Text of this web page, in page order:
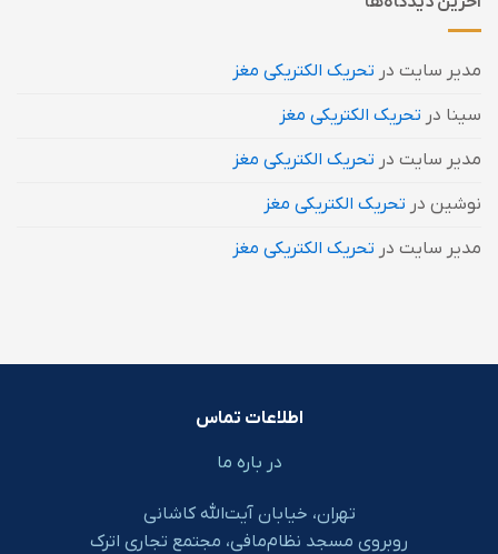
مدیر سایت در تحریک الکتریکی مغز
سینا در تحریک الکتریکی مغز
مدیر سایت در تحریک الکتریکی مغز
نوشین در تحریک الکتریکی مغز
مدیر سایت در تحریک الکتریکی مغز
اطلاعات تماس
در باره ما
تهران، خیابان آیت‌الله کاشانی
روبروی مسجد نظام‌مافی، مجتمع تجاری اترک